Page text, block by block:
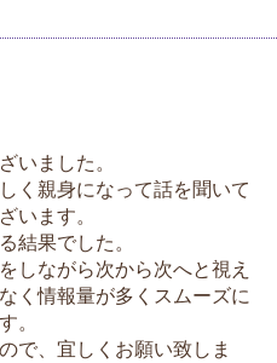
いました。
く親身になって話を聞いて
います。
結果でした。
しながら次から次へと視え
く情報量が多くスムーズに
。
で、宜しくお願い致しま